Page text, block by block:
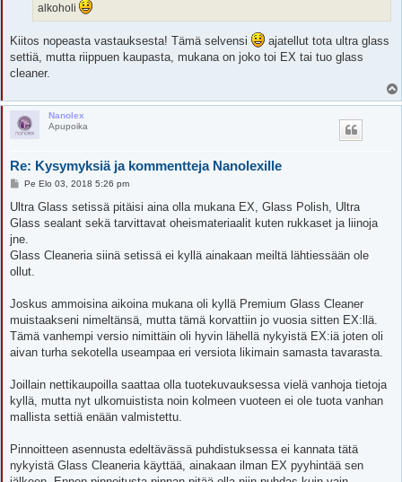
alkoholi
Kiitos nopeasta vastauksesta! Tämä selvensi
ajatellut tota ultra glass
settiä, mutta riippuen kaupasta, mukana on joko toi EX tai tuo glass
cleaner.
l
Nanolex
Apupoika
Re: Kysymyksiä ja kommentteja Nanolexille
V
e
t
i
Pe Elo 03, 2018 5:26 pm
Ultra Glass setissä pitäisi aina olla mukana EX, Glass Polish, Ultra
Glass sealant sekä tarvittavat oheismateriaalit kuten rukkaset ja liinoja
jne.
Glass Cleaneria siinä setissä ei kyllä ainakaan meiltä lähtiessään ole
ollut.
Joskus ammoisina aikoina mukana oli kyllä Premium Glass Cleaner
muistaakseni nimeltänsä, mutta tämä korvattiin jo vuosia sitten EX:llä.
Tämä vanhempi versio nimittäin oli hyvin lähellä nykyistä EX:iä joten oli
aivan turha sekotella useampaa eri versiota likimain samasta tavarasta.
Joillain nettikaupoilla saattaa olla tuotekuvauksessa vielä vanhoja tietoja
kyllä, mutta nyt ulkomuistista noin kolmeen vuoteen ei ole tuota vanhan
mallista settiä enään valmistettu.
Pinnoitteen asennusta edeltävässä puhdistuksessa ei kannata tätä
nykyistä Glass Cleaneria käyttää, ainakaan ilman EX pyyhintää sen